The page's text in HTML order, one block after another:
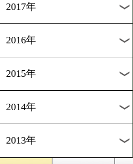
2020年
2018年